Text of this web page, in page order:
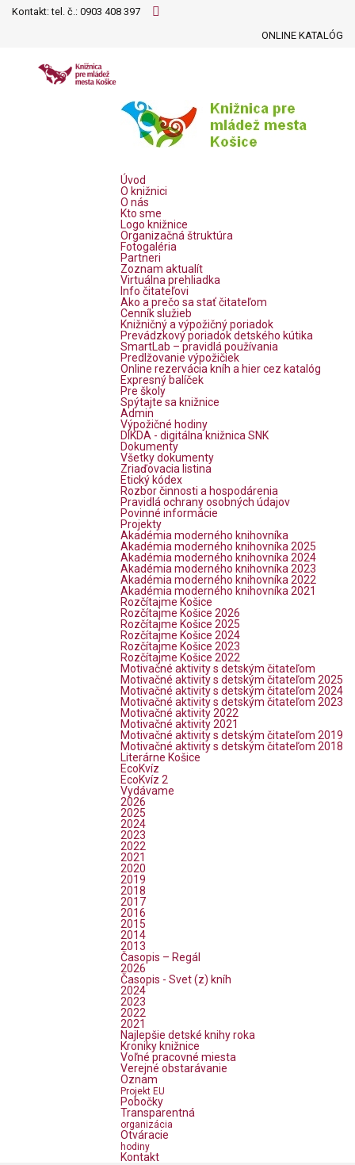
Kontakt: tel. č.: 0903 408 397
ONLINE KATALÓG
Úvod
O knižnici
O nás
Kto sme
Logo knižnice
Organizačná štruktúra
Fotogaléria
Partneri
Zoznam aktualít
Virtuálna prehliadka
Info čitateľovi
Ako a prečo sa stať čitateľom
Cenník služieb
Knižničný a výpožičný poriadok
Prevádzkový poriadok detského kútika
SmartLab – pravidlá používania
Predlžovanie výpožičiek
Online rezervácia kníh a hier cez katalóg
Expresný balíček
Pre školy
Spýtajte sa knižnice
Admin
Výpožičné hodiny
DIKDA - digitálna knižnica SNK
Dokumenty
Všetky dokumenty
Zriaďovacia listina
Etický kódex
Rozbor činnosti a hospodárenia
Pravidlá ochrany osobných údajov
Povinné informácie
Projekty
Akadémia moderného knihovníka
Akadémia moderného knihovníka 2025
Akadémia moderného knihovníka 2024
Akadémia moderného knihovníka 2023
Akadémia moderného knihovníka 2022
Akadémia moderného knihovníka 2021
Rozčítajme Košice
Rozčítajme Košice 2026
Rozčítajme Košice 2025
Rozčítajme Košice 2024
Rozčítajme Košice 2023
Rozčítajme Košice 2022
Motivačné aktivity s detským čitateľom
Motivačné aktivity s detským čitateľom 2025
Motivačné aktivity s detským čitateľom 2024
Motivačné aktivity s detským čitateľom 2023
Motivačné aktivity 2022
Motivačné aktivity 2021
Motivačné aktivity s detským čitateľom 2019
Motivačné aktivity s detským čitateľom 2018
Literárne Košice
EcoKvíz
EcoKvíz 2
Vydávame
2026
2025
2024
2023
2022
2021
2020
2019
2018
2017
2016
2015
2014
2013
Časopis – Regál
2026
Časopis - Svet (z) kníh
2024
2023
2022
2021
Najlepšie detské knihy roka
Kroniky knižnice
Voľné pracovné miesta
Verejné obstarávanie
Oznam
Projekt EU
Pobočky
Transparentná
organizácia
Otváracie
hodiny
Kontakt